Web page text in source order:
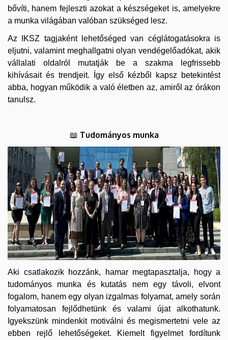
bővíti, hanem fejleszti azokat a készségeket is, amelyekre
a munka világában valóban szükséged lesz.
Az IKSZ tagjaként lehetőséged van céglátogatásokra is
eljutni, valamint meghallgatni olyan vendégelőadókat, akik
vállalati oldalról mutatják be a szakma legfrissebb
kihívásait és trendjeit. Így első kézből kapsz betekintést
abba, hogyan működik a való életben az, amiről az órákon
tanulsz.
📖 Tudományos munka
Aki csatlakozik hozzánk, hamar megtapasztalja, hogy a
tudományos munka és kutatás nem egy távoli, elvont
fogalom, hanem egy olyan izgalmas folyamat, amely során
folyamatosan fejlődhetünk és valami újat alkothatunk.
Igyekszünk mindenkit motiválni és megismertetni vele az
ebben rejlő lehetőségeket. Kiemelt figyelmet fordítunk